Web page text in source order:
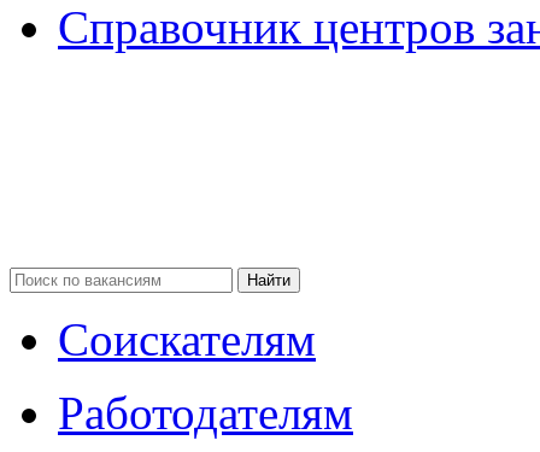
Справочник центров
Соискателям
Работодателям